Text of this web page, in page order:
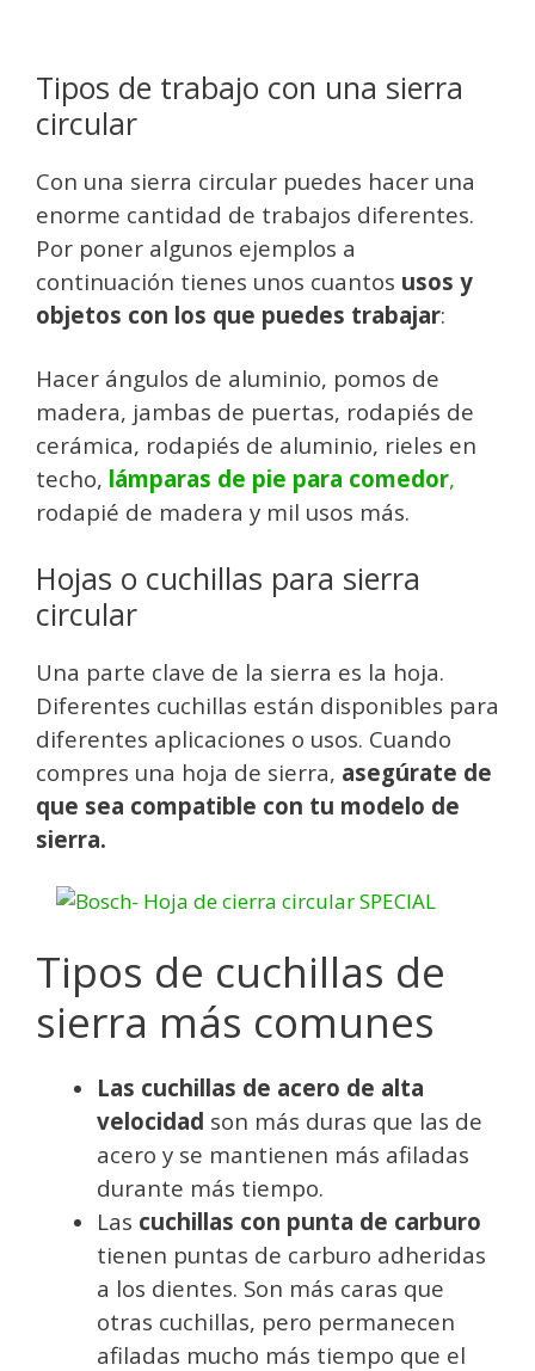
Tipos de trabajo con una sierra
circular
Con una sierra circular puedes hacer una
enorme cantidad de trabajos diferentes.
Por poner algunos ejemplos a
continuación tienes unos cuantos usos y
objetos con los que puedes trabajar:
Hacer ángulos de aluminio, pomos de
madera, jambas de puertas, rodapiés de
cerámica, rodapiés de aluminio, rieles en
techo, lámparas de pie para comedor,
rodapié de madera y mil usos más.
Hojas o cuchillas para sierra
circular
Una parte clave de la sierra es la hoja.
Diferentes cuchillas están disponibles para
diferentes aplicaciones o usos. Cuando
compres una hoja de sierra, asegúrate de
que sea compatible con tu modelo de
sierra.
Tipos de cuchillas de
sierra más comunes
Las cuchillas de acero de alta
velocidad son más duras que las de
acero y se mantienen más afiladas
durante más tiempo.
Las cuchillas con punta de carburo
tienen puntas de carburo adheridas
a los dientes. Son más caras que
otras cuchillas, pero permanecen
afiladas mucho más tiempo que el